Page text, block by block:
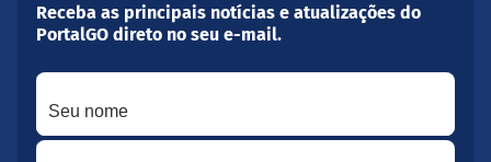
Receba as principais notícias e atualizações do
PortalGO direto no seu e-mail.
Seu nome
Seu melhor e-mail